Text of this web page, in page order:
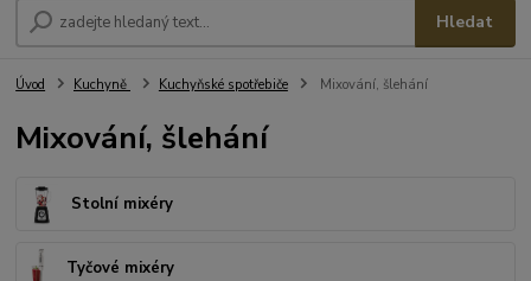
Hledat
Úvod Kuchyně Kuchyňské spotřebiče Mixování, šlehání
Mixování, šlehání
Stolní mixéry
Tyčové mixéry